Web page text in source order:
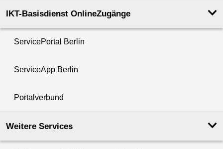
IKT-Basisdienst OnlineZugänge
ServicePortal Berlin
ServiceApp Berlin
Portalverbund
Weitere Services